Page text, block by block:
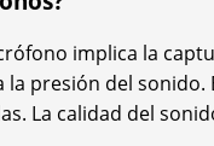
implica la
presión del
La calidad del